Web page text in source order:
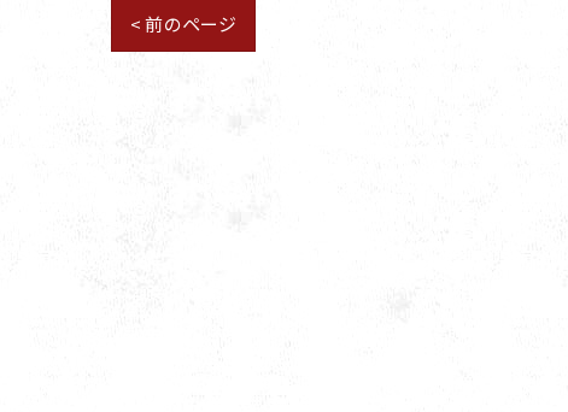
< 前のページ